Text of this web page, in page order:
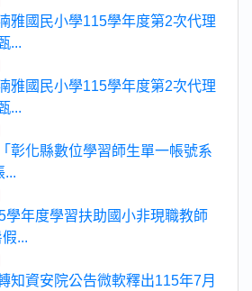
雅國民小學115學年度第2次代理
...
雅國民小學115學年度第2次代理
...
彰化縣數位學習師生單一帳號系
...
學年度學習扶助國小非現職教師
...
知資安院公告微軟釋出115年7月